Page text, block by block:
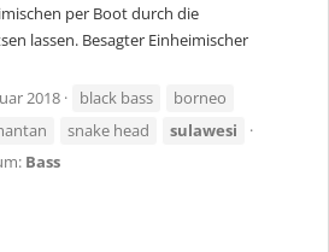
per Boot durch die
lassen. Besagter Einheimischer
2018 black bass
borneo
snake head
sulawesi
Bass